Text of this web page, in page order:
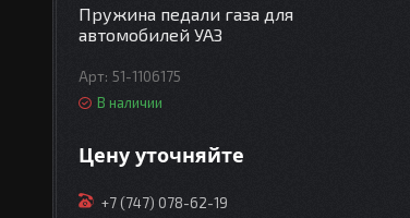
Пружина педали газа для
автомобилей УАЗ
51-1106175
В наличии
Цену уточняйте
+7 (747) 078-62-19